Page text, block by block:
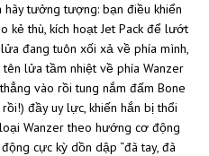
hãy tưởng tượng: bạn điều khiển
kẻ thù, kích hoạt Jet Pack để lướt
đang tuôn xối xả về phía mình,
lửa tầm nhiệt về phía Wanzer
vào rồi tung nắm đấm Bone
đầy uy lực, khiến hắn bị thổi
Wanzer theo hướng cơ động
cực kỳ dồn dập “đã tay, đã